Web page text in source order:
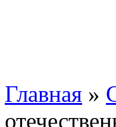
Главная »